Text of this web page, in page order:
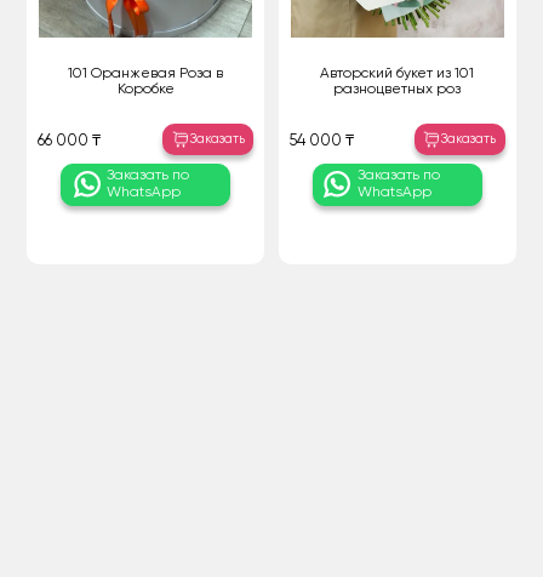
101 Оранжевая Роза в
Коробке
66 000 ₸ Заказать
Заказать по
WhatsApp
Авторский букет из 101
разноцветных роз
54 000 ₸ Заказать
Заказать по
WhatsApp